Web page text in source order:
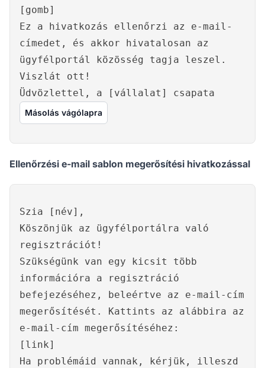
[gomb]
Ez a hivatkozás ellenőrzi az e-mail-
címedet, és akkor hivatalosan az
ügyfélportál közösség tagja leszel.
Viszlát ott!
Üdvözlettel, a [vállalat] csapata
Másolás vágólapra
Ellenőrzési e-mail sablon megerősítési hivatkozással
Szia [név],
Köszönjük az ügyfélportálra való
regisztrációt!
Szükségünk van egy kicsit több
információra a regisztráció
befejezéséhez, beleértve az e-mail-cím
megerősítését. Kattints az alábbira az
e-mail-cím megerősítéséhez:
[link]
Ha problémáid vannak, kérjük, illeszd